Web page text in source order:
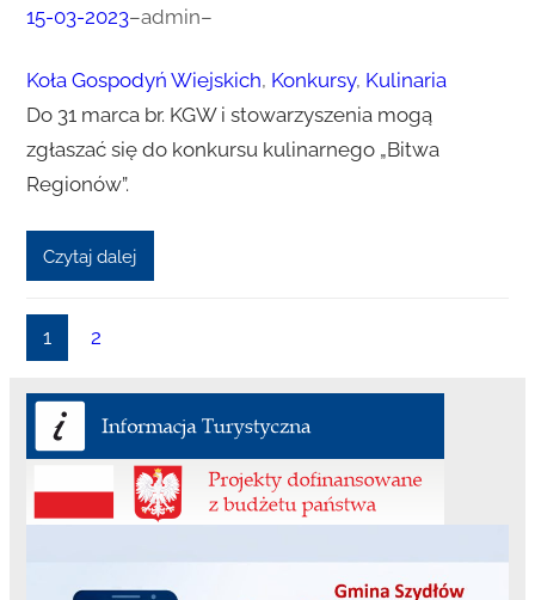
15-03-2023–admin–
Koła Gospodyń Wiejskich, Konkursy, Kulinaria
Do 31 marca br. KGW i stowarzyszenia mogą
zgłaszać się do konkursu kulinarnego „Bitwa
Regionów”.
Czytaj dalej
1 2